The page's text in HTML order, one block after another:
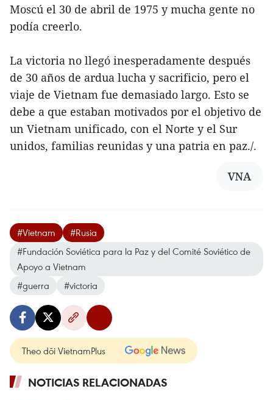
Moscú el 30 de abril de 1975 y mucha gente no
podía creerlo.
La victoria no llegó inesperadamente después
de 30 años de ardua lucha y sacrificio, pero el
viaje de Vietnam fue demasiado largo. Esto se
debe a que estaban motivados por el objetivo de
un Vietnam unificado, con el Norte y el Sur
unidos, familias reunidas y una patria en paz./.
VNA
#Vietnam
#Rusia
#Fundación Soviética para la Paz y del Comité Soviético de
Apoyo a Vietnam
#guerra
#victoria
Theo dõi VietnamPlus
NOTICIAS RELACIONADAS